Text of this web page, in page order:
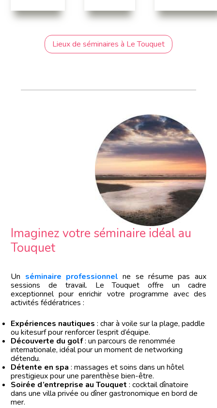
Lieux de séminaires à Le Touquet
Imaginez votre séminaire idéal au
Touquet
Un séminaire professionnel ne se résume pas aux
sessions de travail. Le Touquet offre un cadre
exceptionnel pour enrichir votre programme avec des
activités fédératrices :
Expériences nautiques : char à voile sur la plage, paddle
ou kitesurf pour renforcer l’esprit d’équipe.
Découverte du golf: un parcours de renommée
internationale, idéal pour un moment de networking
détendu.
Détente en spa : massages et soins dans un hôtel
prestigieux pour une parenthèse bien-être.
Soirée d’entreprise au Touquet : cocktail dînatoire
dans une villa privée ou dîner gastronomique en bord de
mer.